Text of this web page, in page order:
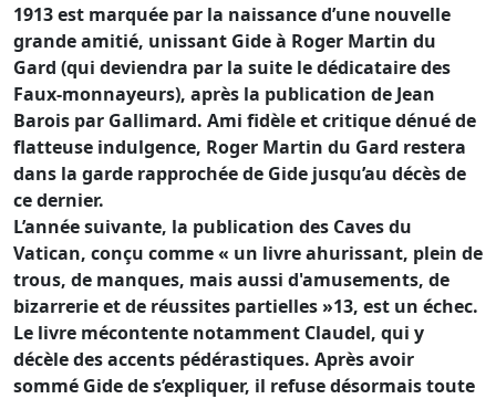
1913 est marquée par la naissance d’une nouvelle
grande amitié, unissant Gide à Roger Martin du
Gard (qui deviendra par la suite le dédicataire des
Faux-monnayeurs), après la publication de Jean
Barois par Gallimard. Ami fidèle et critique dénué de
flatteuse indulgence, Roger Martin du Gard restera
dans la garde rapprochée de Gide jusqu’au décès de
ce dernier.
L’année suivante, la publication des Caves du
Vatican, conçu comme « un livre ahurissant, plein de
trous, de manques, mais aussi d'amusements, de
bizarrerie et de réussites partielles »13, est un échec.
Le livre mécontente notamment Claudel, qui y
décèle des accents pédérastiques. Après avoir
sommé Gide de s’expliquer, il refuse désormais toute